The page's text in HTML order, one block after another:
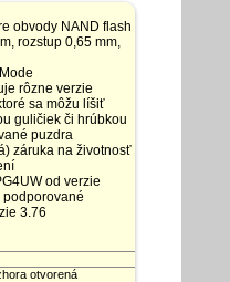
obvody NAND flash
rozstup 0,65 mm,
rôzne verzie
sa môžu líšiť
guličiek či hrúbkou
puzdra
záruka na životnosť
od verzie
podporované
3.76
otvorená